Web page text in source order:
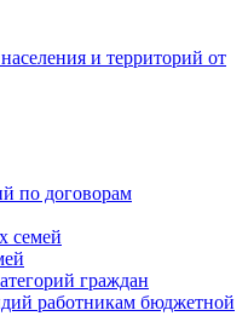
и территорий от
по договорам
семей
граждан
работникам бюджетной